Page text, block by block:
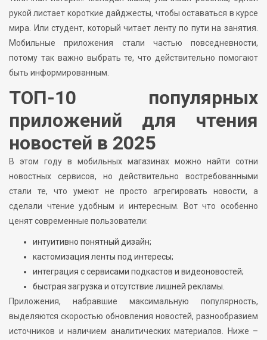
рукой листает короткие дайджесты, чтобы оставаться в курсе
мира. Или студент, который читает ленту по пути на занятия.
Мобильные приложения стали частью повседневности,
потому так важно выбрать те, что действительно помогают
быть информированным.
ТОП-10 популярных
приложений для чтения
новостей в 2025
В этом году в мобильных магазинах можно найти сотни
новостных сервисов, но действительно востребованными
стали те, что умеют не просто агрегировать новости, а
сделали чтение удобным и интересным. Вот что особенно
ценят современные пользователи:
интуитивно понятный дизайн;
кастомизация ленты под интересы;
интеграция с сервисами подкастов и видеоновостей;
быстрая загрузка и отсутствие лишней рекламы.
Приложения, набравшие максимальную популярность,
выделяются скоростью обновления новостей, разнообразием
источников и наличием аналитических материалов. Ниже –